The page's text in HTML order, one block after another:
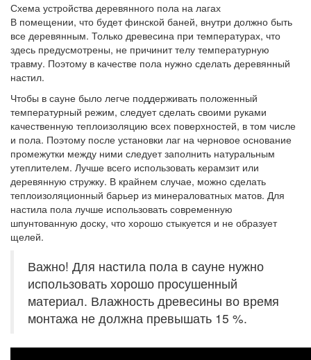
Схема устройства деревянного пола на лагах
В помещении, что будет финской баней, внутри должно быть
все деревянным. Только древесина при температурах, что
здесь предусмотрены, не причинит телу температурную
травму. Поэтому в качестве пола нужно сделать деревянный
настил.
Чтобы в сауне было легче поддерживать положенный
температурный режим, следует сделать своими руками
качественную теплоизоляцию всех поверхностей, в том числе
и пола. Поэтому после установки лаг на черновое основание
промежутки между ними следует заполнить натуральным
утеплителем. Лучше всего использовать керамзит или
деревянную стружку. В крайнем случае, можно сделать
теплоизоляционный барьер из минераловатных матов. Для
настила пола лучше использовать современную
шпунтованную доску, что хорошо стыкуется и не образует
щелей.
Важно! Для настила пола в сауне нужно
использовать хорошо просушенный
материал. Влажность древесины во время
монтажа не должна превышать 15 %.